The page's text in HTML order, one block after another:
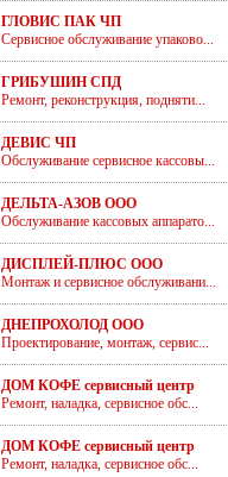
ГЛОВИС ПАК ЧП
Сервисное обслуживание упаково...
ГРИБУШИН СПД
Ремонт, реконструкция, подняти...
ДЕВИС ЧП
Обслуживание сервисное кассовы...
ДЕЛЬТА-АЗОВ ООО
Обслуживание кассовых аппарато...
ДИСПЛЕЙ-ПЛЮС ООО
Монтаж и сервисное обслуживани...
ДНЕПРОХОЛОД ООО
Проектирование, монтаж, сервис...
ДОМ КОФЕ сервисный центр
Ремонт, наладка, сервисное обс...
ДОМ КОФЕ сервисный центр
Ремонт, наладка, сервисное обс...